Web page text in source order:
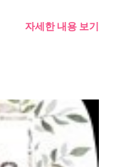
자세한 내용 보기